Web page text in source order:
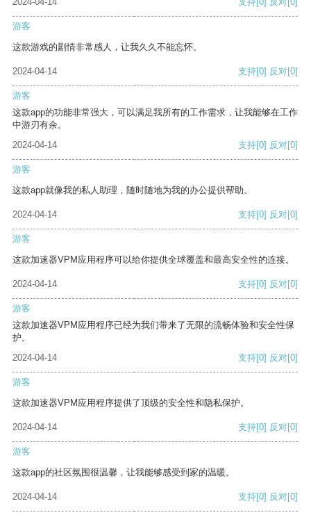
游客
这款游戏的剧情非常感人，让我久久不能忘怀。
2024-04-14 支持[0] 反对[0]
游客
这款app的功能非常强大，可以满足我所有的工作需求，让我能够在工作
中游刃有余。
2024-04-14
支持[0] 反对[0]
游客
这款app就像我的私人助理，随时随地为我的办公提供帮助。
2024-04-14 支持[0] 反对[0]
游客
这款加速器VPM应用程序可以给你提供全球覆盖和最高安全性的连接。
2024-04-14 支持[0] 反对[0]
游客
这款加速器VPM应用程序已经为我们带来了无限的流畅体验和安全性保
护。
2024-04-14
支持[0] 反对[0]
游客
这款加速器VPM应用程序提供了顶级的安全性和隐私保护。
2024-04-14 支持[0] 反对[0]
游客
这款app的社区氛围很温馨，让我能够感受到家的温暖。
2024-04-14 支持[0] 反对[0]